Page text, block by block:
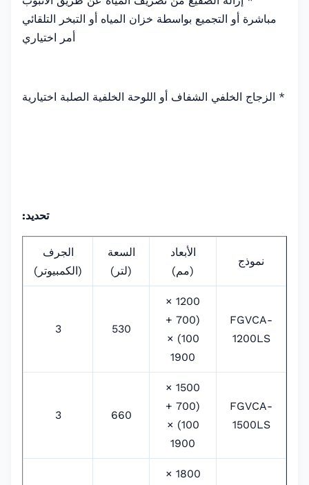
مباشرة أو التجميع بواسطة خزان المياه أو التبخر التلقائي
أمر اختياري
* الزجاج الخلفي الشفاف أو اللوحة الخلفية الصلبة اختيارية
تحديد:
نموذج
الأبعاد
(مم)
السعة
(لتر)
الجرف
(الكمبيوتر)
FGVCA-
1200LS
1200 ×
(700 +
100) ×
1900
530
3
FGVCA-
1500LS
1500 ×
(700 +
100) ×
1900
660
3
1800 ×